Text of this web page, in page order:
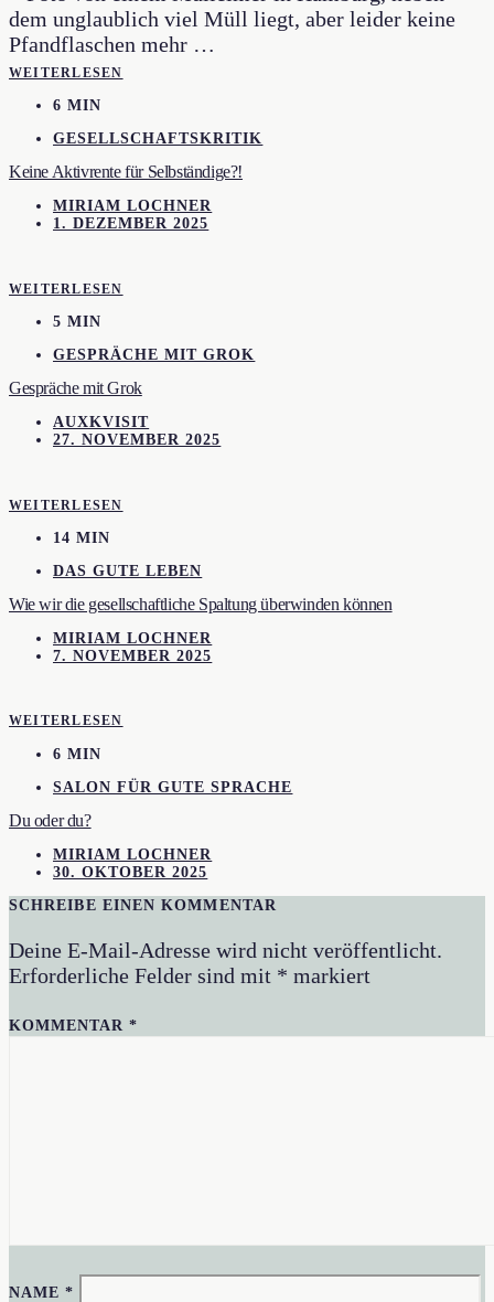
WEITERLESEN
6 MIN
GESELLSCHAFTSKRITIK
Keine Aktivrente für Selbständige?!
MIRIAM LOCHNER
1. DEZEMBER 2025
WEITERLESEN
5 MIN
GESPRÄCHE MIT GROK
Gespräche mit Grok
AUXKVISIT
27. NOVEMBER 2025
WEITERLESEN
14 MIN
DAS GUTE LEBEN
Wie wir die gesellschaftliche Spaltung überwinden können
MIRIAM LOCHNER
7. NOVEMBER 2025
WEITERLESEN
6 MIN
SALON FÜR GUTE SPRACHE
Du oder du?
MIRIAM LOCHNER
30. OKTOBER 2025
SCHREIBE EINEN KOMMENTAR
Deine E-Mail-Adresse wird nicht veröffentlicht.
Erforderliche Felder sind mit * markiert
KOMMENTAR*
NAME*